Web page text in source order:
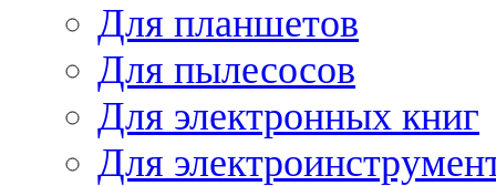
Для планшетов
Для пылесосов
Для электронных книг
Для